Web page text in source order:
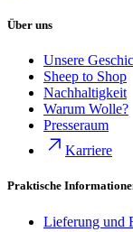
Über uns
Unsere
Sheep to Shop
Nachhaltigkeit
Warum Wolle?
Presseraum
Karriere
Praktische
Lieferung und